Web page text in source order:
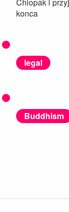
konca
legal
Buddhism